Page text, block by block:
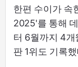
한편 수이가 속
2025'를 통해
터 6월까지 4개
판 1위도 기록